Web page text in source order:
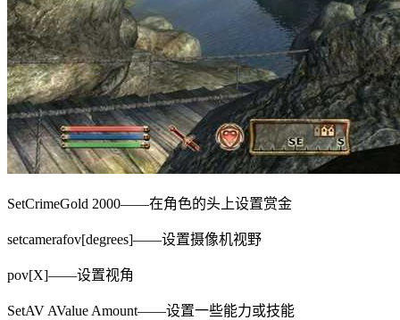
SetCrimeGold 2000——在角色的头上设置赏金
setcamerafov[degrees]——设置摄像机视野
pov[X]——设置视角
SetAV AValue Amount——设置一些能力或技能